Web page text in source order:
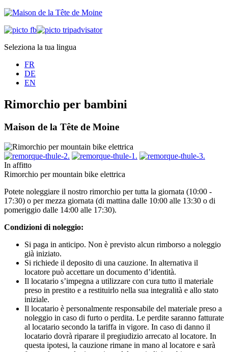
Seleziona la tua lingua
FR
DE
EN
Rimorchio per bambini
Maison de la Tête de Moine
In affitto
Rimorchio per mountain bike elettrica
Potete noleggiare il nostro rimorchio per tutta la giornata (10:00 -
17:30) o per mezza giornata (di mattina dalle 10:00 alle 13:30 o di
pomeriggio dalle 14:00 alle 17:30).
Condizioni di noleggio:
Si paga in anticipo. Non è previsto alcun rimborso a noleggio
già iniziato.
Si richiede il deposito di una cauzione. In alternativa il
locatore può accettare un documento d’identità.
Il locatario s’impegna a utilizzare con cura tutto il materiale
preso in prestito e a restituirlo nella sua integralità e allo stato
iniziale.
Il locatario è personalmente responsabile del materiale preso a
noleggio in caso di furto o perdita. Le perdite saranno fatturate
al locatario secondo la tariffa in vigore. In caso di danno il
locatario dovrà riparare il pregiudizio arrecato al locatore. In
questa ipotesi, la cauzione rimane in mano al locatore e sarà